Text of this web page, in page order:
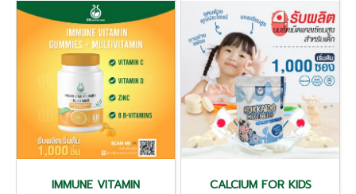
IMMUNE VITAMIN CALCIUM FOR KIDS